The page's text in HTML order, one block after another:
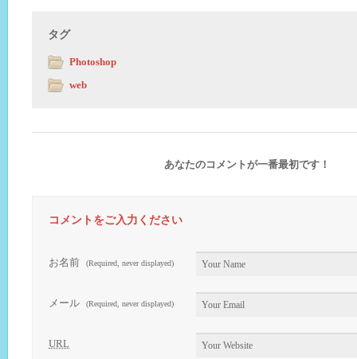
タグ
Photoshop
web
あなたのコメントが一番最初です！
コメントをご入力ください
お名前 (Required, never displayed)
メール (Required, never displayed)
URL